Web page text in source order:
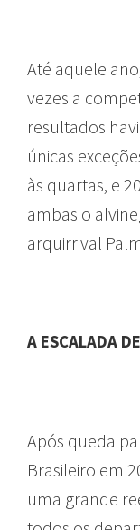
Até aquele
vezes a
resultados
únicas
às quartas, e
ambas o
arquirrival
A ESCALADA
Após queda
Brasileiro em
uma grande